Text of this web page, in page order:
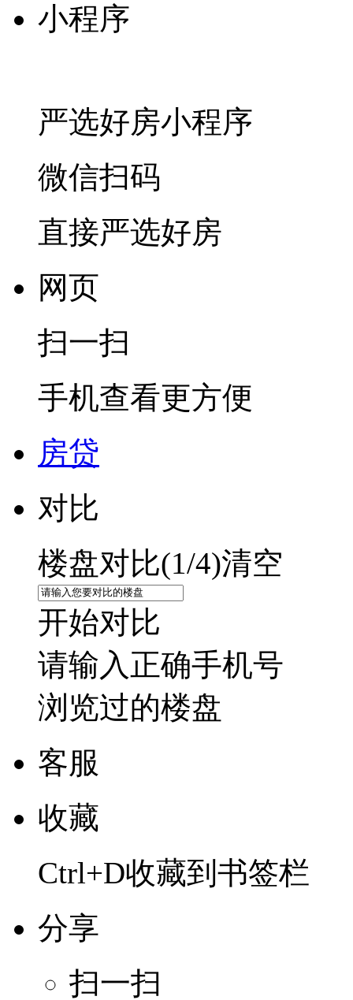
小程序
严选好房小程序
微信扫码
直接严选好房
网页
扫一扫
手机查看更方便
房贷
对比
楼盘对比(1/4)清空
开始对比
请输入正确手机号
浏览过的楼盘
客服
收藏
Ctrl+D收藏到书签栏
分享
扫一扫